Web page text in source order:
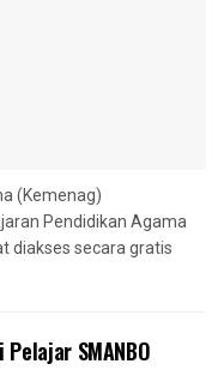
(Kemenag)
Pendidikan Agama
diakses secara gratis
SMANBO